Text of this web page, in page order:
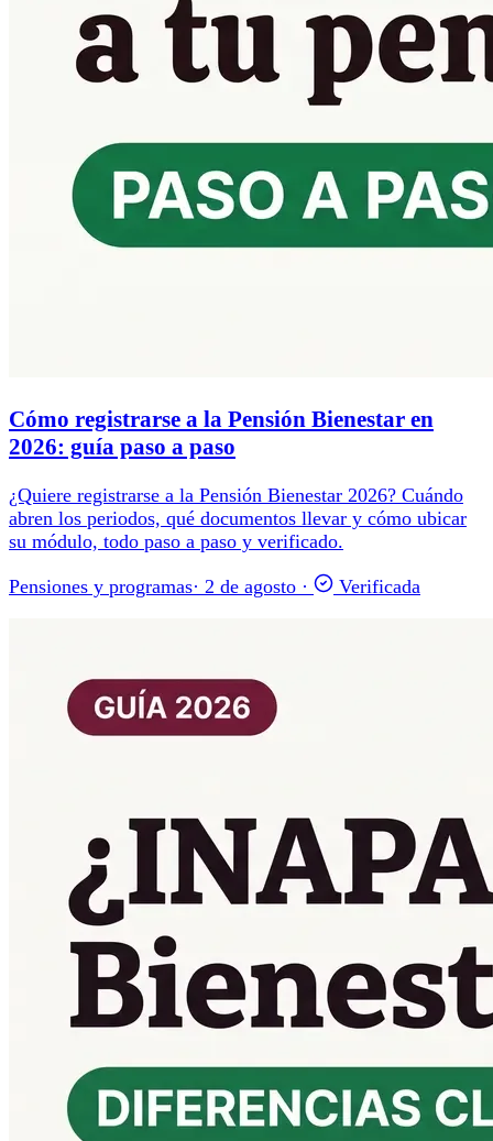
Cómo registrarse a la Pensión Bienestar en
2026: guía paso a paso
¿Quiere registrarse a la Pensión Bienestar 2026? Cuándo
abren los periodos, qué documentos llevar y cómo ubicar
su módulo, todo paso a paso y verificado.
Pensiones y programas· 2 de agosto · Verificada